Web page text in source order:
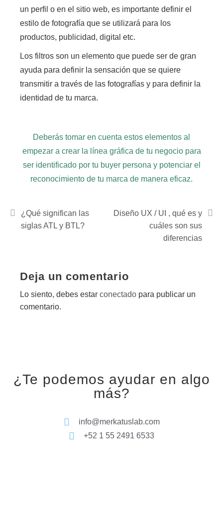
un perfil o en el sitio web, es importante definir el
estilo de fotografía que se utilizará para los
productos, publicidad, digital etc.
Los filtros son un elemento que puede ser de gran
ayuda para definir la sensación que se quiere
transmitir a través de las fotografías y para definir la
identidad de tu marca.
Deberás tomar en cuenta estos elementos al
empezar a crear la línea gráfica de tu negocio para
ser identificado por tu buyer persona y potenciar el
reconocimiento de tu marca de manera eficaz.
¿Qué significan las
siglas ATL y BTL?
Diseño UX / UI , qué es y
cuáles son sus
diferencias
Deja un comentario
Lo siento, debes estar conectado para publicar un
comentario.
¿Te podemos ayudar en algo
más?
info@merkatuslab.com
+52 1 55 2491 6533